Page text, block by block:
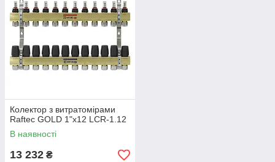
Колектор з витратомірами
Raftec GOLD 1"х12 LCR-1.12
В наявності
13 232 ₴